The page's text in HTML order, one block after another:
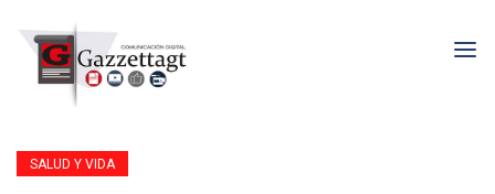
SALUD Y VIDA